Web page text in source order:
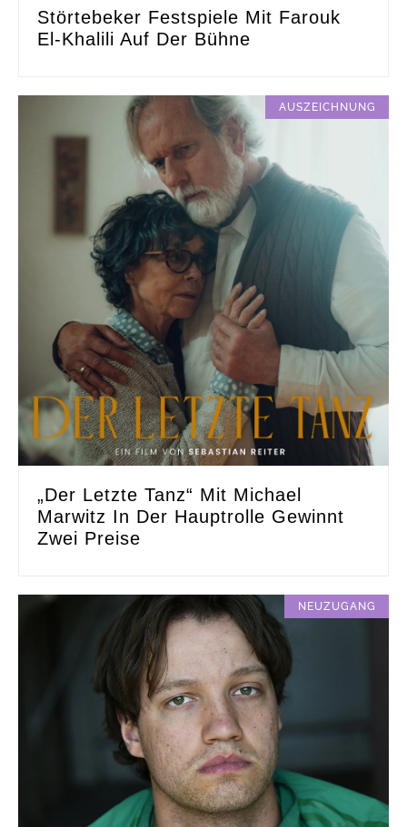
Störtebeker Festspiele Mit Farouk
El-Khalili Auf Der Bühne
AUSZEICHNUNG
„Der Letzte Tanz“ Mit Michael
Marwitz In Der Hauptrolle Gewinnt
Zwei Preise
NEUZUGANG